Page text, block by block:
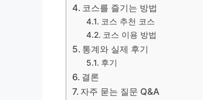
코스를 즐기는 방법
코스 추천 코스
코스 이용 방법
통계와 실제 후기
후기
결론
자주 묻는 질문 Q&A